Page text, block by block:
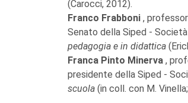
(Carocci, 2012).
Franco Frabboni ,
Senato della Siped -
pedagogia e in didattica
Franca Pinto Minerva ,
presidente della Siped -
scuola (in coll. con M.